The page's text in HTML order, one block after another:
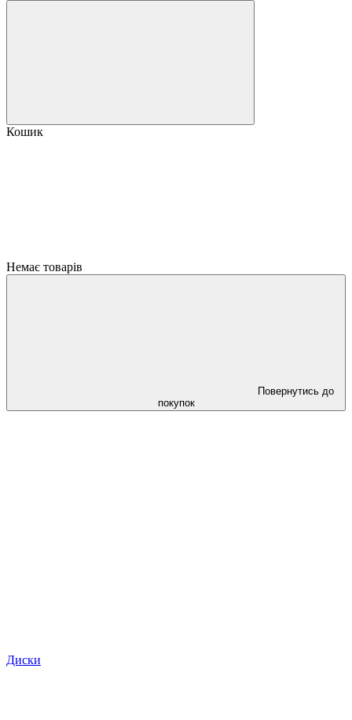
Кошик
Немає товарів
Повернутись до
покупок
Диски